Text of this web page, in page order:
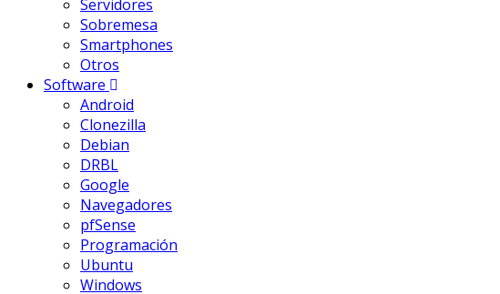
Servidores
Sobremesa
Smartphones
Otros
Software
Android
Clonezilla
Debian
DRBL
Google
Navegadores
pfSense
Programación
Ubuntu
Windows